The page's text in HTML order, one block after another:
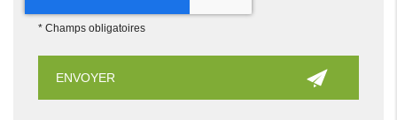
* Champs obligatoires